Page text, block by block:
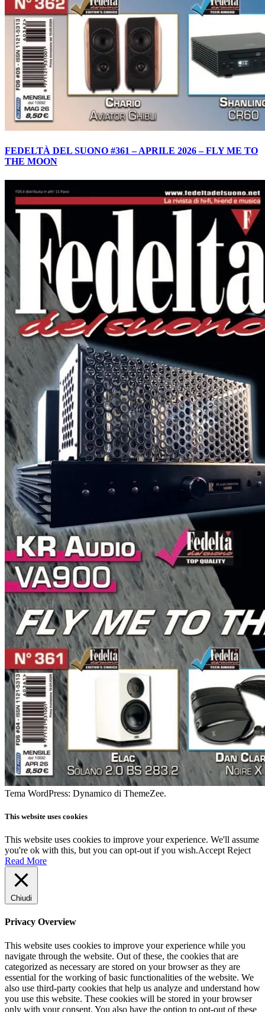
FEDELTÀ DEL SUONO #361 – APRILE 2026 – FLY ME TO
THE MOON
Tema WordPress: Dynamico di ThemeZee.
This website uses cookies
This website uses cookies to improve your experience. We'll assume
you're ok with this, but you can opt-out if you wish.Accept Reject
Read More
Chiudi
Privacy Overview
This website uses cookies to improve your experience while you
navigate through the website. Out of these, the cookies that are
categorized as necessary are stored on your browser as they are
essential for the working of basic functionalities of the website. We
also use third-party cookies that help us analyze and understand how
you use this website. These cookies will be stored in your browser
only with your consent. You also have the option to opt-out of these